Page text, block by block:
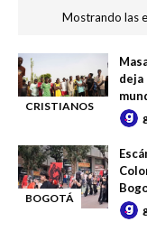
Mostrando las
CRISTIANOS
deja
BOGOTÁ